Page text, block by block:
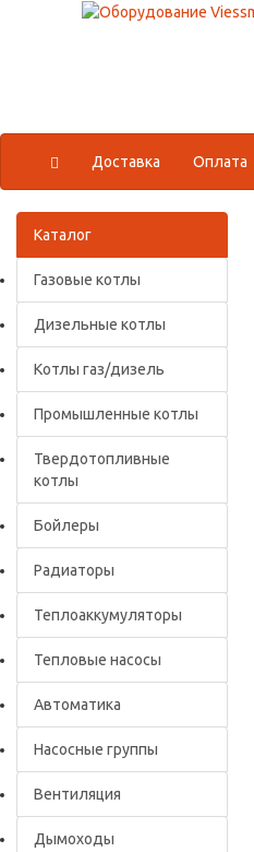
Доставка Оплата
Каталог
Газовые котлы
Дизельные котлы
Котлы газ/дизель
Промышленные котлы
Твердотопливные
котлы
Бойлеры
Радиаторы
Теплоаккумуляторы
Тепловые насосы
Автоматика
Насосные группы
Вентиляция
Дымоходы